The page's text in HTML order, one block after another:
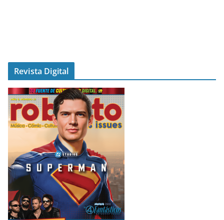
Revista Digital